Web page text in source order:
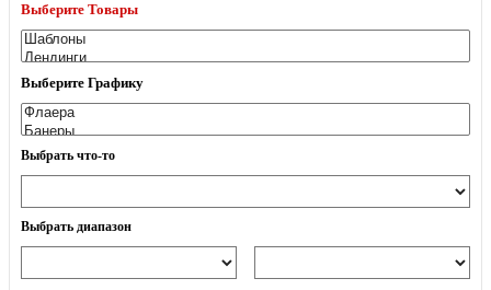
Выберите Товары
Выберите Графику
Выбрать что-то
Выбрать диапазон